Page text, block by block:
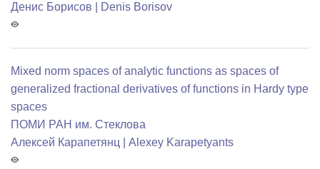
Денис Борисов | Denis Borisov
Mixed norm spaces of analytic functions as spaces of
generalized fractional derivatives of functions in Hardy type
spaces
ПОМИ РАН им. Стеклова
Алексей Карапетянц | Alexey Karapetyants